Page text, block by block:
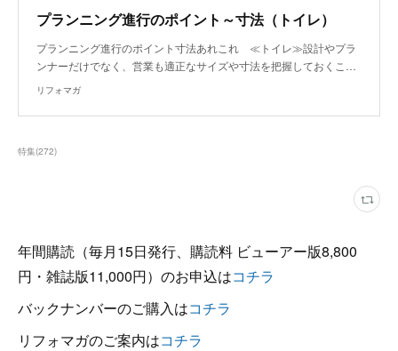
プランニング進行のポイント～寸法（トイレ）
プランニング進行のポイント寸法あれこれ ≪トイレ≫設計やプラ
ンナーだけでなく、営業も適正なサイズや寸法を把握しておくこ…
リフォマガ
特集(272)
年間購読（毎月15日発行、購読料 ビューアー版8,800
円・雑誌版11,000円）のお申込はコチラ
バックナンバーのご購入はコチラ
リフォマガのご案内はコチラ